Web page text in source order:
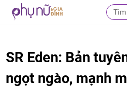
SR Eden: Bản
ngọt ngào, mạnh